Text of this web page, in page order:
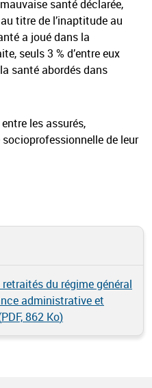
santé déclarée,
titre de l’inaptitude au
a joué dans la
seuls 3 % d’entre eux
santé abordés dans
les assurés,
de leur
du régime général
administrative et
PDF, 862 Ko)